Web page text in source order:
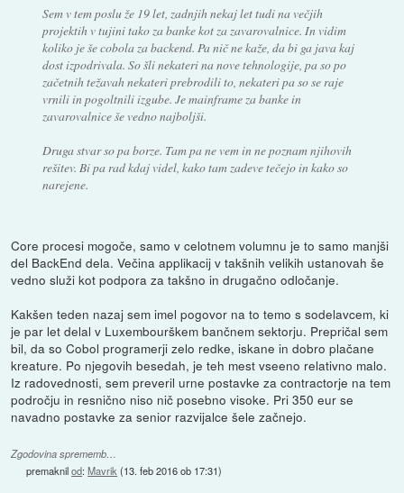
Sem v tem poslu že 19 let, zadnjih nekaj let tudi na večjih
projektih v tujini tako za banke kot za zavarovalnice. In vidim
koliko je še cobola za backend. Pa nič ne kaže, da bi ga java kaj
dost izpodrivala. So šli nekateri na nove tehnologije, pa so po
začetnih težavah nekateri prebrodili to, nekateri pa so se raje
vrnili in pogoltnili izgube. Je mainframe za banke in
zavarovalnice še vedno najboljši.
Druga stvar so pa borze. Tam pa ne vem in ne poznam njihovih
rešitev. Bi pa rad kdaj videl, kako tam zadeve tečejo in kako so
narejene.
Core procesi mogoče, samo v celotnem volumnu je to samo manjši
del BackEnd dela. Večina applikacij v takšnih velikih ustanovah še
vedno služi kot podpora za takšno in drugačno odločanje.
Kakšen teden nazaj sem imel pogovor na to temo s sodelavcem, ki
je par let delal v Luxembourškem bančnem sektorju. Prepričal sem
bil, da so Cobol programerji zelo redke, iskane in dobro plačane
kreature. Po njegovih besedah, je teh mest vseeno relativno malo.
Iz radovednosti, sem preveril urne postavke za contractorje na tem
področju in resnično niso nič posebno visoke. Pri 350 eur se
navadno postavke za senior razvijalce šele začnejo.
Zgodovina sprememb…
premaknilod:Mavrik (13. feb 2016 ob 17:31)